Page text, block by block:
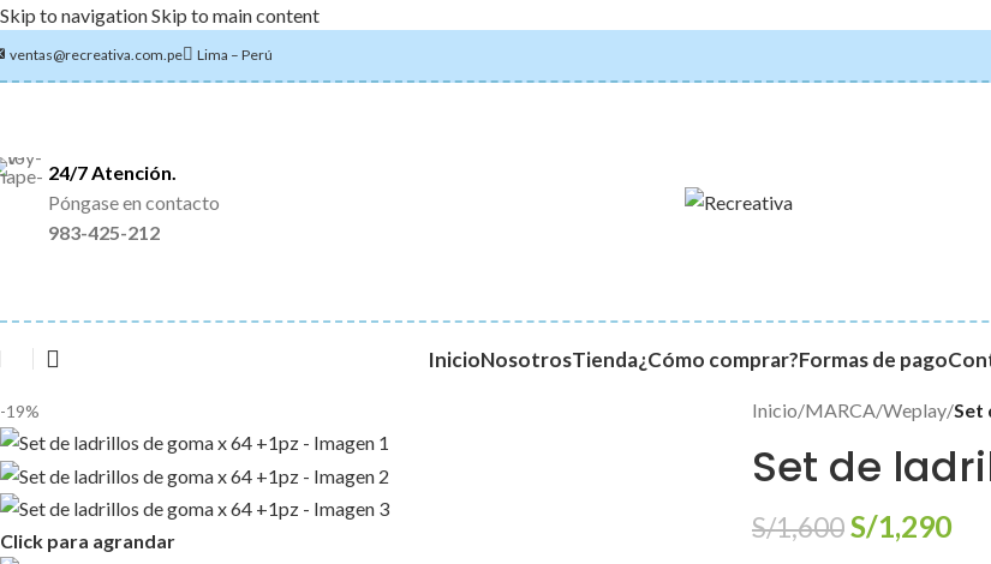
Skip to navigationSkip to main content
ventas@recreativa.com.pe Lima – Perú
24/7 Atención.
Póngase en contacto
983-425-212
InicioNosotrosTienda¿Cómo comprar?Formas de pago
-19%
Click para agrandar
Inicio/MARCA/Weplay/Set
Set de
S/1,600S/1,290